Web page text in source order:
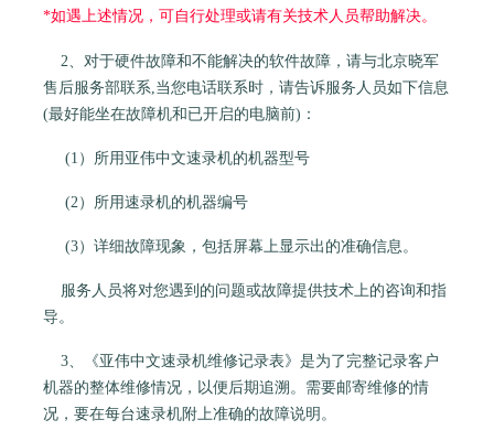
*如遇上述情况，可自行处理或请有关技术人员帮助解决。
2、对于硬件故障和不能解决的软件故障，请与北京晓军
售后服务部联系,当您电话联系时，请告诉服务人员如下信息
(最好能坐在故障机和已开启的电脑前)：
(1）所用亚伟中文速录机的机器型号
(2）所用速录机的机器编号
(3）详细故障现象，包括屏幕上显示出的准确信息。
服务人员将对您遇到的问题或故障提供技术上的咨询和指
导。
3、《亚伟中文速录机维修记录表》是为了完整记录客户
机器的整体维修情况，以便后期追溯。需要邮寄维修的情
况，要在每台速录机附上准确的故障说明。